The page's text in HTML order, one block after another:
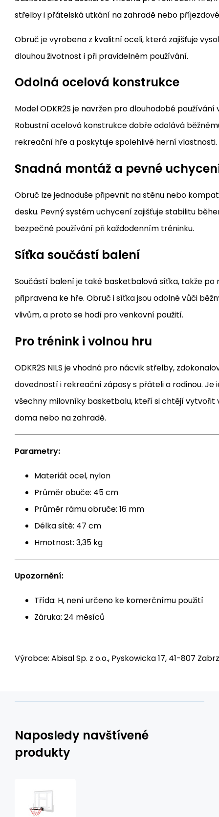
střelby i přátelská utkání na zahradě nebo
Obruč je vyrobena z kvalitní oceli, která zajišťuje
dlouhou životnost i při pravidelném používání.
Odolná ocelová konstrukce
Model ODKR2S je navržen pro dlouhodobé
Robustní ocelová konstrukce dobře odolává
rekreační hře a poskytuje spolehlivé herní vlastnosti.
Snadná montáž a pevné
Obruč lze jednoduše připevnit na stěnu nebo
desku. Pevný systém uchycení zajišťuje stabilitu
bezpečné používání při každodenním tréninku.
Síťka součástí balení
Součástí balení je také basketbalová síťka, takže po
připravena ke hře. Obruč i síťka jsou odolné vůči
vlivům, a proto se hodí pro venkovní použití.
Pro trénink i volnou hru
ODKR2S NILS je vhodná pro nácvik střelby,
dovedností i rekreační zápasy s přáteli a rodinou. Je
všechny milovníky basketbalu, kteří si chtějí
doma nebo na zahradě.
Parametry:
Materiál: ocel, nylon
Průměr obuče: 45 cm
Průměr rámu obruče: 16 mm
Délka sítě: 47 cm
Hmotnost: 3,35 kg
Upozornění:
Třída: H, není určeno ke komerčnímu použití
Záruka: 24 měsíců
Výrobce: Abisal Sp. z o.o., Pyskowicka 17, 41-807
Naposledy navštívené
produkty